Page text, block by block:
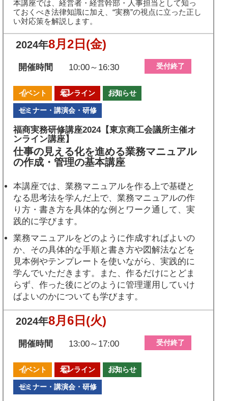
本講座では、経営者・経営幹部・人事担当として知っ
ておくべき法律知識に加え、“実務”の視点に立った正し
い対応策を解説します。
2024年8月2日 (金)
開催時間 10:00～16:30 受付終了
イベント オンライン お知らせ
セミナー・講演会・研修
福商実務研修講座2024【東京商工会議所主催オ
ンライン講座】
仕事の見える化を進める業務マニュアル
の作成・管理の基本講座
本講座では、業務マニュアルを作る上で基礎と
なる思考法を学んだ上で、業務マニュアルの作
り方・書き方を具体的な例とワーク通して、実
践的に学びます。
業務マニュアルをどのように作成すればよいの
か、その具体的な手順と書き方や図解法などを
見本例やテンプレートを使いながら、実践的に
学んでいただきます。また、作るだけにとどま
らず、作った後にどのように管理運用していけ
ばよいのかについても学びます。
2024年8月6日 (火)
開催時間 13:00～17:00 受付終了
イベント オンライン お知らせ
セミナー・講演会・研修